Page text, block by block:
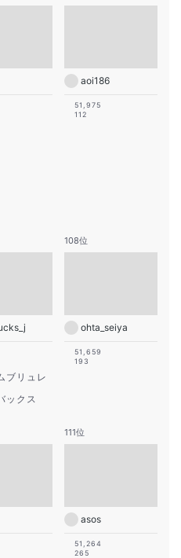
aoi186
51,975
112
ブリュレ
ックス
108位
ohta_seiya
51,659
193
111位
asos
51,264
265